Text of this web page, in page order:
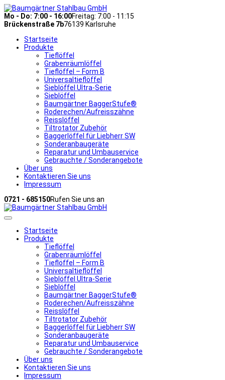
Mo - Do: 7:00 - 16:00Freitag: 7:00 - 11:15
Brückenstraße 7b76139 Karlsruhe
Startseite
Produkte
Tieflöffel
Grabenräumlöffel
Tieflöffel – Form B
Universaltieflöffel
Sieblöffel Ultra-Serie
Sieblöffel
Baumgärtner BaggerStufe®
Roderechen/Aufreisszähne
Reisslöffel
Tiltrotator Zubehör
Baggerlöffel für Liebherr SW
Sonderanbaugeräte
Reparatur und Umbauservice
Gebrauchte / Sonderangebote
Über uns
Kontaktieren Sie uns
Impressum
0721 - 685150Rufen Sie uns an
Startseite
Produkte
Tieflöffel
Grabenräumlöffel
Tieflöffel – Form B
Universaltieflöffel
Sieblöffel Ultra-Serie
Sieblöffel
Baumgärtner BaggerStufe®
Roderechen/Aufreisszähne
Reisslöffel
Tiltrotator Zubehör
Baggerlöffel für Liebherr SW
Sonderanbaugeräte
Reparatur und Umbauservice
Gebrauchte / Sonderangebote
Über uns
Kontaktieren Sie uns
Impressum